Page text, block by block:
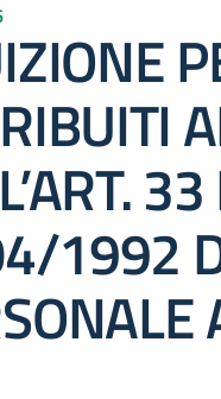
1992